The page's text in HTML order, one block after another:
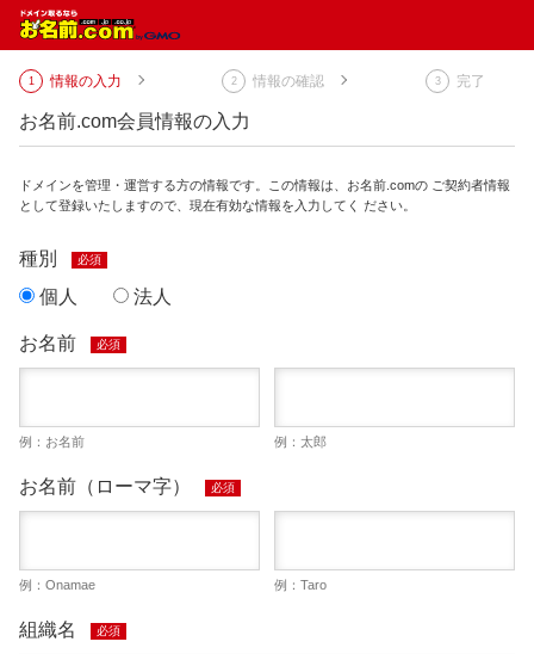
情報の入力 情報の確認 完了
お名前.com会員情報の入力
ドメインを管理・運営する方の情報です。この情報は、お名前.comの ご契約者情報
として登録いたしますので、現在有効な情報を入力してく ださい。
種別 必須
個人 法人
お名前 必須
例：お名前 例：太郎
お名前（ローマ字） 必須
例：Onamae 例：Taro
組織名 必須